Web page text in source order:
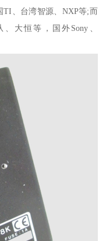
TI、台湾智源、NXP等;而
大恒等，国外Sony、